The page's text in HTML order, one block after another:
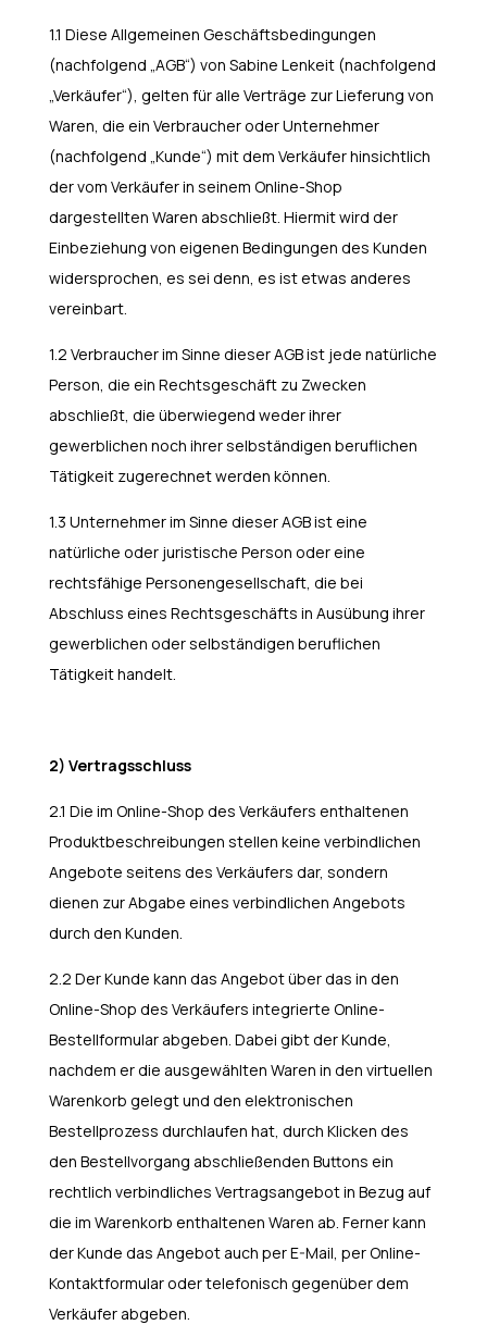
1.1 Diese Allgemeinen Geschäftsbedingungen
(nachfolgend „AGB“) von Sabine Lenkeit (nachfolgend
„Verkäufer“), gelten für alle Verträge zur Lieferung von
Waren, die ein Verbraucher oder Unternehmer
(nachfolgend „Kunde“) mit dem Verkäufer hinsichtlich
der vom Verkäufer in seinem Online-Shop
dargestellten Waren abschließt. Hiermit wird der
Einbeziehung von eigenen Bedingungen des Kunden
widersprochen, es sei denn, es ist etwas anderes
vereinbart.
1.2 Verbraucher im Sinne dieser AGB ist jede natürliche
Person, die ein Rechtsgeschäft zu Zwecken
abschließt, die überwiegend weder ihrer
gewerblichen noch ihrer selbständigen beruflichen
Tätigkeit zugerechnet werden können.
1.3 Unternehmer im Sinne dieser AGB ist eine
natürliche oder juristische Person oder eine
rechtsfähige Personengesellschaft, die bei
Abschluss eines Rechtsgeschäfts in Ausübung ihrer
gewerblichen oder selbständigen beruflichen
Tätigkeit handelt.
2) Vertragsschluss
2.1 Die im Online-Shop des Verkäufers enthaltenen
Produktbeschreibungen stellen keine verbindlichen
Angebote seitens des Verkäufers dar, sondern
dienen zur Abgabe eines verbindlichen Angebots
durch den Kunden.
2.2 Der Kunde kann das Angebot über das in den
Online-Shop des Verkäufers integrierte Online-
Bestellformular abgeben. Dabei gibt der Kunde,
nachdem er die ausgewählten Waren in den virtuellen
Warenkorb gelegt und den elektronischen
Bestellprozess durchlaufen hat, durch Klicken des
den Bestellvorgang abschließenden Buttons ein
rechtlich verbindliches Vertragsangebot in Bezug auf
die im Warenkorb enthaltenen Waren ab. Ferner kann
der Kunde das Angebot auch per E-Mail, per Online-
Kontaktformular oder telefonisch gegenüber dem
Verkäufer abgeben.